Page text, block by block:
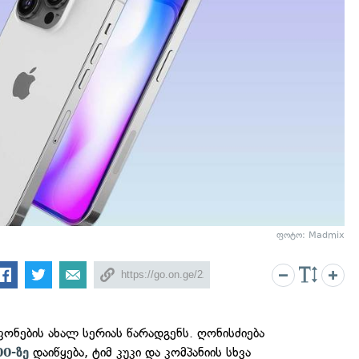
ფოტო: Madmix
ახალ სერიას წარადგენს. ღონისძიება
ზე დაიწყება, ტიმ კუკი და კომპანიის სხვა